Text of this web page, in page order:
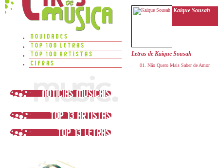
Kaique Sousah
Letras de Kaique Sousah
Não Quero Mais Saber de Amor